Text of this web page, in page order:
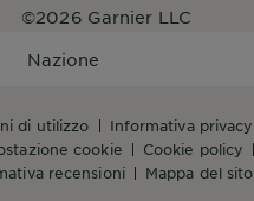
di utilizzo
informativa privacy
cookie
cookie policy
recensioni
mappa del sito
Nazione
©2026 Garnier LLC